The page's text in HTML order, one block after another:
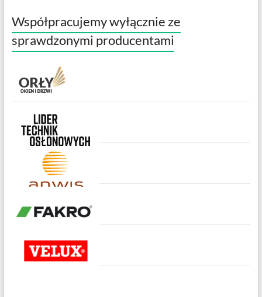
Współpracujemy wyłącznie ze
sprawdzonymi producentami